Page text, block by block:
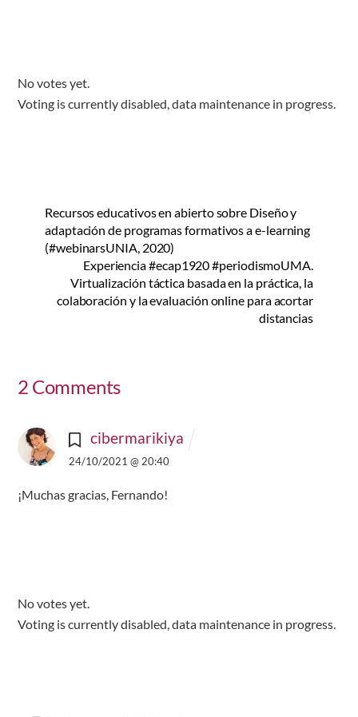
No votes yet.
Voting is currently disabled, data maintenance in progress.
Recursos educativos en abierto sobre Diseño y
adaptación de programas formativos a e-learning
(#webinarsUNIA, 2020)
Experiencia #ecap1920 #periodismoUMA.
Virtualización táctica basada en la práctica, la
colaboración y la evaluación online para acortar
distancias
2 Comments
cibermarikiya
24/10/2021 @ 20:40
¡Muchas gracias, Fernando!
No votes yet.
Voting is currently disabled, data maintenance in progress.